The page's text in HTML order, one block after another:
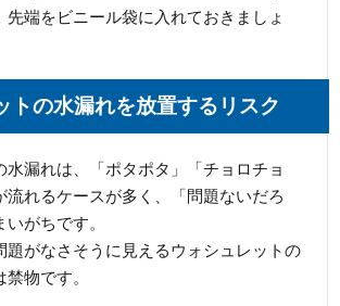
先端をビニール袋に入れておきましょ
トの水漏れを放置するリスク
水漏れは、「ポタポタ」「チョロチョ
流れるケースが多く、「問題ないだろ
がちです。
題がなさそうに見えるウォシュレットの
物です。